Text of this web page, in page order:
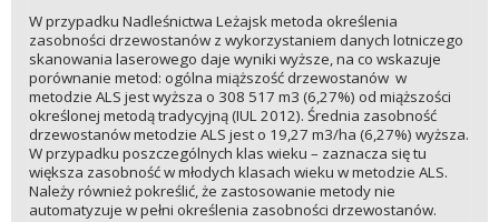
W przypadku Nadleśnictwa Leżajsk metoda określenia
zasobności drzewostanów z wykorzystaniem danych lotniczego
skanowania laserowego daje wyniki wyższe, na co wskazuje
porównanie metod: ogólna miąższość drzewostanów w
metodzie ALS jest wyższa o 308 517 m3 (6,27%) od miąższości
określonej metodą tradycyjną (IUL 2012). Średnia zasobność
drzewostanów metodzie ALS jest o 19,27 m3/ha (6,27%) wyższa.
W przypadku poszczególnych klas wieku – zaznacza się tu
większa zasobność w młodych klasach wieku w metodzie ALS.
Należy również pokreślić, że zastosowanie metody nie
automatyzuje w pełni określenia zasobności drzewostanów.